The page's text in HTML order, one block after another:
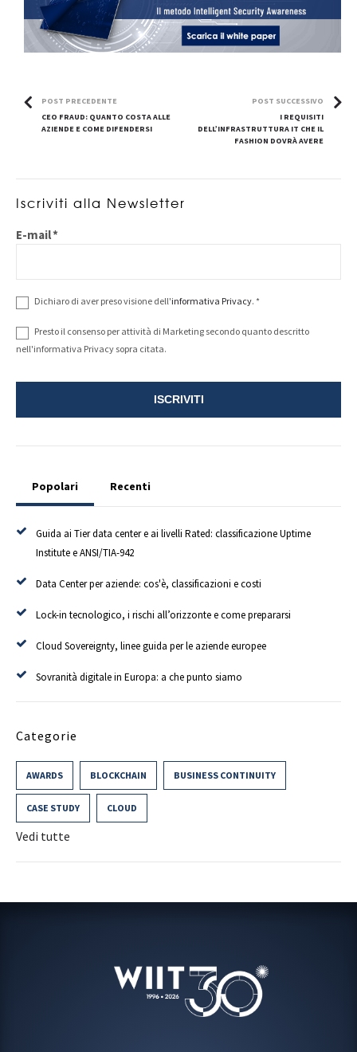
POST PRECEDENTE
CEO FRAUD: QUANTO COSTA ALLE
AZIENDE E COME DIFENDERSI
POST SUCCESSIVO
I REQUISITI
DELL’INFRASTRUTTURA IT CHE IL
FASHION DOVRÀ AVERE
Iscriviti alla Newsletter
E-mail*
Dichiaro di aver preso visione dell'informativa Privacy. *
Presto il consenso per attività di Marketing secondo quanto descritto
nell'informativa Privacy sopra citata.
Popolari Recenti
Guida ai Tier data center e ai livelli Rated: classificazione Uptime
Institute e ANSI/TIA-942
Data Center per aziende: cos'è, classificazioni e costi
Lock-in tecnologico, i rischi all’orizzonte e come prepararsi
Cloud Sovereignty, linee guida per le aziende europee
Sovranità digitale in Europa: a che punto siamo
Categorie
AWARDS BLOCKCHAIN BUSINESS CONTINUITY
CASE STUDY CLOUD
Vedi tutte